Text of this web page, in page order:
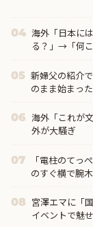
04 海外「日本に
る？」→「何
05 新婦父の紹介
のまま始まっ
06 海外「これが
外が大騒ぎ
07
「電柱のてっ
のすぐ横で腕
08 宮澤エマに「
イベントで魅